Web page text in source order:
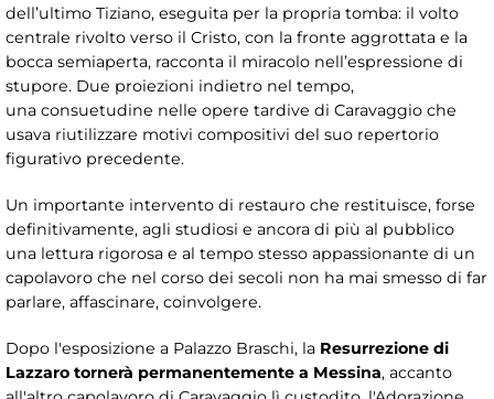
dell’ultimo Tiziano, eseguita per la propria tomba: il volto
centrale rivolto verso il Cristo, con la fronte aggrottata e la
bocca semiaperta, racconta il miracolo nell’espressione di
stupore. Due proiezioni indietro nel tempo,
una consuetudine nelle opere tardive di Caravaggio che
usava riutilizzare motivi compositivi del suo repertorio
figurativo precedente.
Un importante intervento di restauro che restituisce, forse
definitivamente, agli studiosi e ancora di più al pubblico
una lettura rigorosa e al tempo stesso appassionante di un
capolavoro che nel corso dei secoli non ha mai smesso di far
parlare, affascinare, coinvolgere.
Dopo l'esposizione a Palazzo Braschi, la Resurrezione di
Lazzaro tornerà permanentemente a Messina, accanto